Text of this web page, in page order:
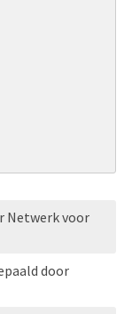
Netwerk voor
door